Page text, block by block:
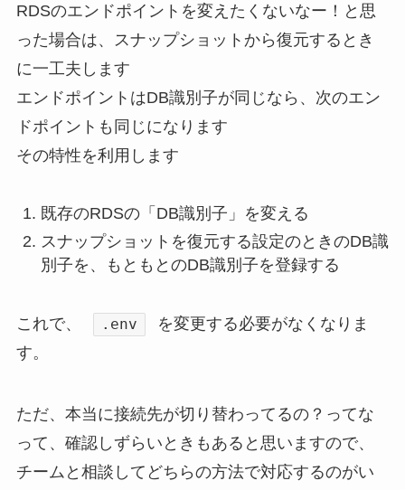
RDSのエンドポイントを変えたくないなー！と思
った場合は、スナップショットから復元するとき
に一工夫します
エンドポイントはDB識別子が同じなら、次のエン
ドポイントも同じになります
その特性を利用します
既存のRDSの「DB識別子」を変える
スナップショットを復元する設定のときのDB識
別子を、もともとのDB識別子を登録する
これで、 .env
を変更する必要がなくなりま
す。
ただ、本当に接続先が切り替わってるの？ってな
って、確認しずらいときもあると思いますので、
チームと相談してどちらの方法で対応するのがい